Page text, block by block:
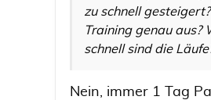
zu schnell
Training genau aus?
schnell sind die
Nein, immer 1 Tag